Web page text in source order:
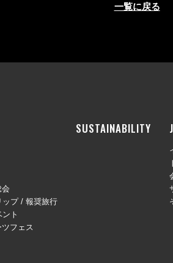
一覧に戻る
ップ / 報奨旅行
ト
フェス
SUSTAINABILITY